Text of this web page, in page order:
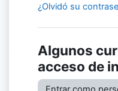
¿Olvidó su
Algunos
acceso de